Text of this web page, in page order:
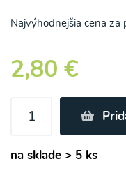
Najvýhodnejšia cena
2,80 €
na sklade > 5 ks